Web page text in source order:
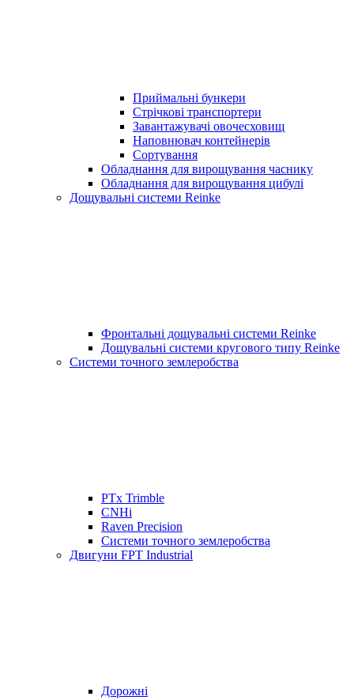
Приймальні бункери
Стрічкові транспортери
Завантажувачі овочесховищ
Наповнювач контейнерів
Сортування
Обладнання для вирощування часнику
Обладнання для вирощування цибулі
Дощувальні системи Reinke
Фронтальні дощувальні системи Reinke
Дощувальні системи кругового типу Reinke
Системи точного землеробства
PTx Trimble
CNHi
Raven Precision
Системи точного землеробства
Двигуни FPT Industrial
Дорожні